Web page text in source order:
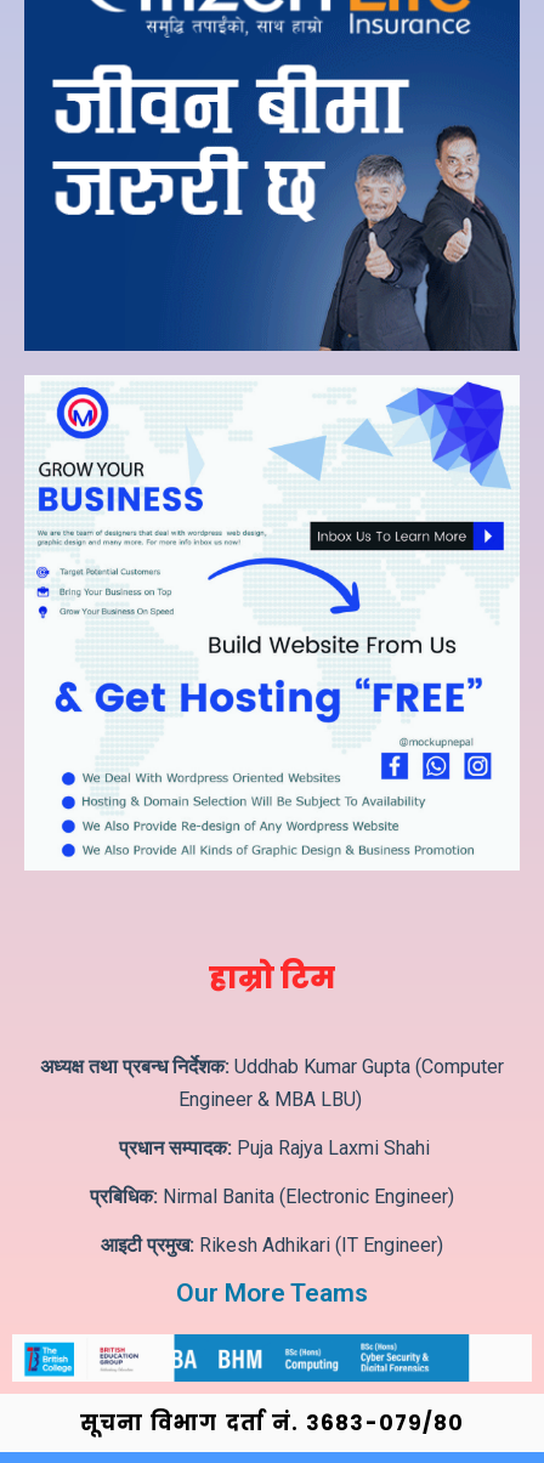
हाम्रो टिम
अध्यक्ष तथा प्रबन्ध निर्देशक: Uddhab Kumar Gupta (Computer
Engineer & MBA LBU)
प्रधान सम्पादक: Puja Rajya Laxmi Shahi
प्रबिधिक: Nirmal Banita (Electronic Engineer)
आइटी प्रमुख: Rikesh Adhikari (IT Engineer)
Our More Teams
सूचना विभाग दर्ता नं. ३6८३-०७९/८०